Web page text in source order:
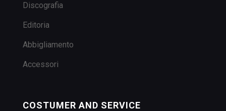
Discografia
Editoria
Abbigliamento
Accessori
COSTUMER AND SERVICE